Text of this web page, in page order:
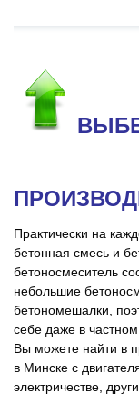
Практически на
бетонная смесь и
бетоносмеситель
небольшие
бетономешалки,
себе даже в частном
Вы можете найти в
в Минске с
электричестве,